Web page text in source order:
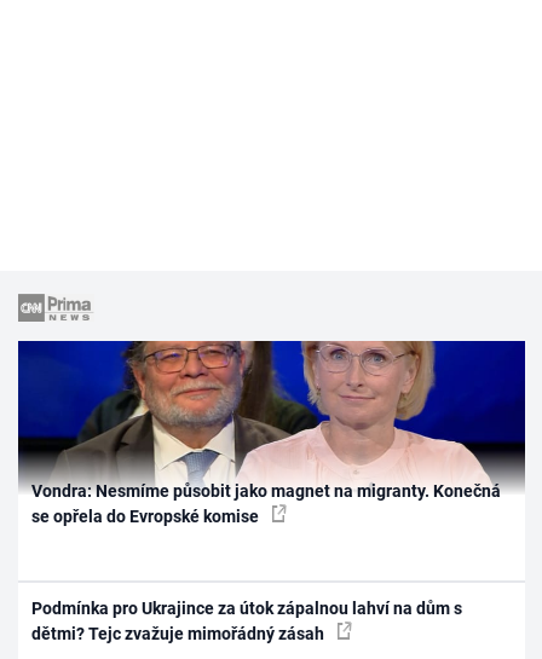
Vondra: Nesmíme působit jako magnet na migranty. Konečná
se opřela do Evropské komise
Podmínka pro Ukrajince za útok zápalnou lahví na dům s
dětmi? Tejc zvažuje mimořádný zásah